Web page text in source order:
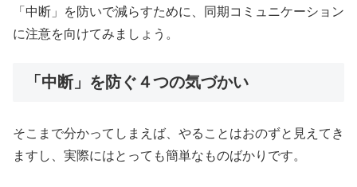
「中断」を防いで減らすために、同期コミュニケーション
に注意を向けてみましょう。
「中断」を防ぐ４つの気づかい
そこまで分かってしまえば、やることはおのずと見えてき
ますし、実際にはとっても簡単なものばかりです。